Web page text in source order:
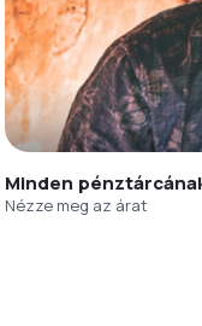
Minden
Nézze meg az árat